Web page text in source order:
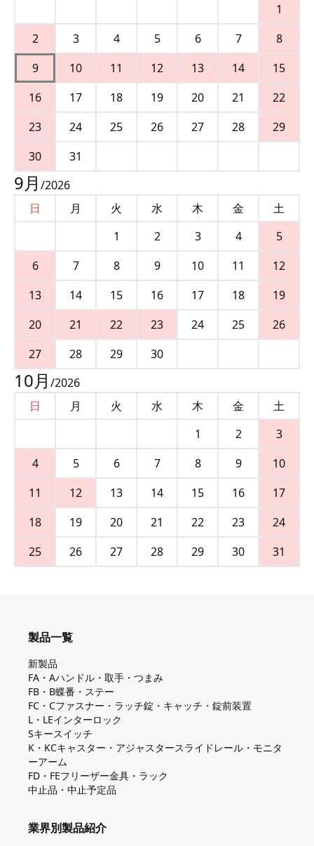
1
2
3 4 5 6 7
8
9
10 11 12 13 14
15
16
17 18 19 20 21
22
23
24 25 26 27 28
29
30
31
9月 /2026
日
月 火 水 木 金
土
1
2 3 4
5
6
7 8 9 10 11
12
13
14 15 16 17 18
19
20
21 22 23 24 25
26
27
28 29 30
10月 /2026
日
月 火 水 木 金
土
1
2
3
4
5 6 7 8 9
10
11
12 13 14 15 16
17
18
19 20 21 22 23
24
25
26 27 28 29 30 31
製品一覧
新製品
FA・Aハンドル・取手・つまみ
FB・B蝶番・ステー
FC・Cファスナー・ラッチ錠・キャッチ・錠前装置
L・LEインターロック
Sキースイッチ
K・KCキャスター・アジャスタースライドレール・モニタ
ーアーム
FD・FEフリーザー金具・ラック
中止品・中止予定品
業界別製品紹介